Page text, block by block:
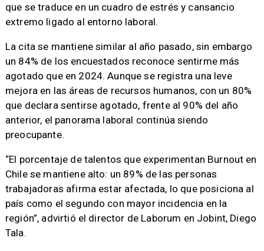
que se traduce en un cuadro de estrés y cansancio
extremo ligado al entorno laboral.
La cita se mantiene similar al año pasado, sin embargo
un 84% de los encuestados reconoce sentirme más
agotado que en 2024. Aunque se registra una leve
mejora en las áreas de recursos humanos, con un 80%
que declara sentirse agotado, frente al 90% del año
anterior, el panorama laboral continúa siendo
preocupante.
“El porcentaje de talentos que experimentan Burnout en
Chile se mantiene alto: un 89% de las personas
trabajadoras afirma estar afectada, lo que posiciona al
país como el segundo con mayor incidencia en la
región”, advirtió el director de Laborum en Jobint, Diego
Tala.